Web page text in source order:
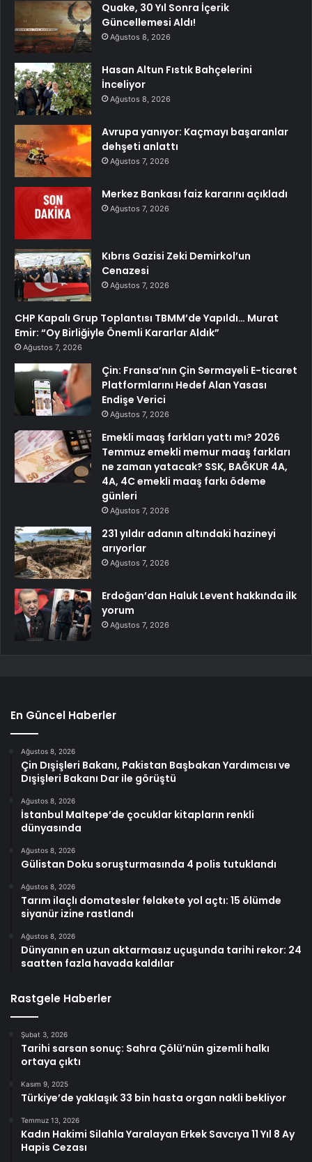
Quake, 30 Yıl Sonra İçerik
Güncellemesi Aldı!
Ağustos 8, 2026
Hasan Altun Fıstık Bahçelerini
İnceliyor
Ağustos 8, 2026
Avrupa yanıyor: Kaçmayı başaranlar
dehşeti anlattı
Ağustos 7, 2026
Merkez Bankası faiz kararını açıkladı
Ağustos 7, 2026
Kıbrıs Gazisi Zeki Demirkol’un
Cenazesi
Ağustos 7, 2026
CHP Kapalı Grup Toplantısı TBMM’de Yapıldı… Murat
Emir: “Oy Birliğiyle Önemli Kararlar Aldık”
Ağustos 7, 2026
Çin: Fransa’nın Çin Sermayeli E-ticaret
Platformlarını Hedef Alan Yasası
Endişe Verici
Ağustos 7, 2026
Emekli maaş farkları yattı mı? 2026
Temmuz emekli memur maaş farkları
ne zaman yatacak? SSK, BAĞKUR 4A,
4A, 4C emekli maaş farkı ödeme
günleri
Ağustos 7, 2026
231 yıldır adanın altındaki hazineyi
arıyorlar
Ağustos 7, 2026
Erdoğan’dan Haluk Levent hakkında ilk
yorum
Ağustos 7, 2026
En Güncel Haberler
Ağustos 8, 2026
Çin Dışişleri Bakanı, Pakistan Başbakan Yardımcısı ve
Dışişleri Bakanı Dar ile görüştü
Ağustos 8, 2026
İstanbul Maltepe’de çocuklar kitapların renkli
dünyasında
Ağustos 8, 2026
Gülistan Doku soruşturmasında 4 polis tutuklandı
Ağustos 8, 2026
Tarım ilaçlı domatesler felakete yol açtı: 15 ölümde
siyanür izine rastlandı
Ağustos 8, 2026
Dünyanın en uzun aktarmasız uçuşunda tarihi rekor: 24
saatten fazla havada kaldılar
Rastgele Haberler
Şubat 3, 2026
Tarihi sarsan sonuç: Sahra Çölü’nün gizemli halkı
ortaya çıktı
Kasım 9, 2025
Türkiye’de yaklaşık 33 bin hasta organ nakli bekliyor
Temmuz 13, 2026
Kadın Hakimi Silahla Yaralayan Erkek Savcıya 11 Yıl 8 Ay
Hapis Cezası